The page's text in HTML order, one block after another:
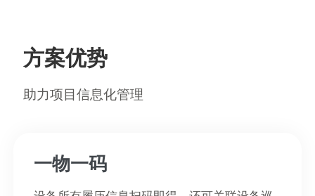
方案优势
助力项目信息化管理
一物一码